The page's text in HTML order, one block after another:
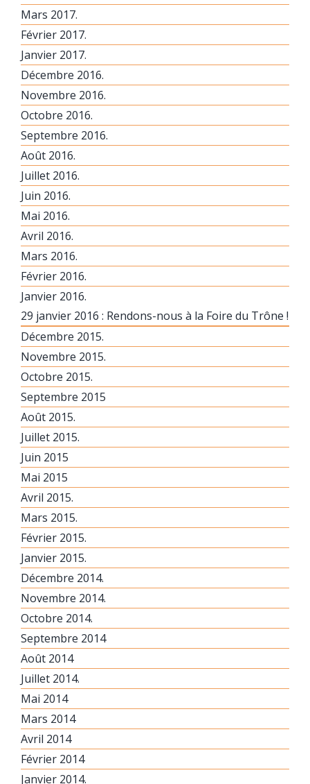
Mars 2017.
Février 2017.
Janvier 2017.
Décembre 2016.
Novembre 2016.
Octobre 2016.
Septembre 2016.
Août 2016.
Juillet 2016.
Juin 2016.
Mai 2016.
Avril 2016.
Mars 2016.
Février 2016.
Janvier 2016.
29 janvier 2016 : Rendons-nous à la Foire du Trône !
Décembre 2015.
Novembre 2015.
Octobre 2015.
Septembre 2015
Août 2015.
Juillet 2015.
Juin 2015
Mai 2015
Avril 2015.
Mars 2015.
Février 2015.
Janvier 2015.
Décembre 2014.
Novembre 2014.
Octobre 2014.
Septembre 2014
Août 2014
Juillet 2014.
Mai 2014
Mars 2014
Avril 2014
Février 2014
Janvier 2014.